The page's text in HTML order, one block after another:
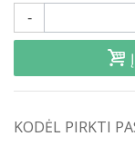
-
KODĖL PIRKTI